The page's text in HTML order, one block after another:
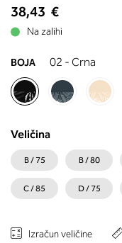
beginning
the
images
gallery
38,43 €
Na zalihi
BOJA 02 - Crna
Veličina
B / 75 B / 80
C / 85 D / 75
Izračun veličine